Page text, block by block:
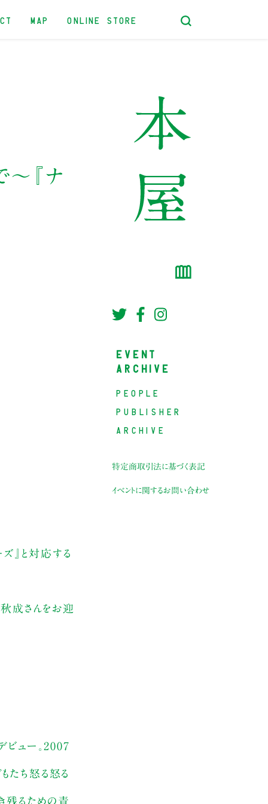
MAP ONLINE STORE
『ナ
ズ』と対応する
成さんをお迎
ビュー。2007
たち怒る怒る
残るための青
EVENT
ARCHIVE
PEOPLE
PUBLISHER
ARCHIVE
特定商取引法に基づく表記
イベントに関するお問い合わせ